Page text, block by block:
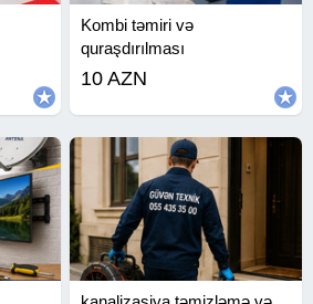
Kombi təmiri və
quraşdırılması
10 AZN